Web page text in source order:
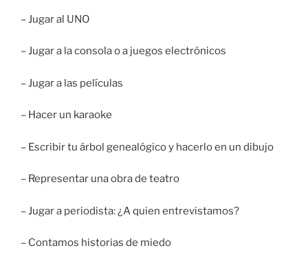
– Jugar al UNO
– Jugar a la consola o a juegos electrónicos
– Jugar a las películas
– Hacer un karaoke
– Escribir tu árbol genealógico y hacerlo en un dibujo
– Representar una obra de teatro
– Jugar a periodista: ¿A quien entrevistamos?
– Contamos historias de miedo